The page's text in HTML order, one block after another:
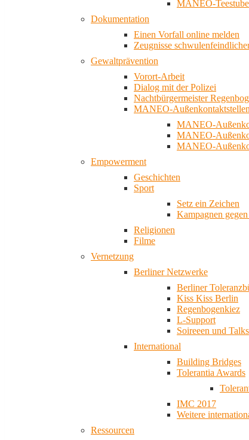
MANEO-
Dokumentation
Einen Vorfall online melden
Zeugnisse
Gewaltprävention
Vorort-Arbeit
Dialog mit der Polizei
Nachtbürgermeister
MANEO-Außenkontaktstellen
MANEO-
MANEO-
MANEO-
Empowerment
Geschichten
Sport
Setz ein Zeichen
Kampagnen
Religionen
Filme
Vernetzung
Berliner Netzwerke
Berliner
Kiss Kiss Berlin
Regenbogenkiez
L-Support
Soireeen und Talks
International
Building Bridges
Tolerantia Awards
IMC 2017
Weitere
Ressourcen